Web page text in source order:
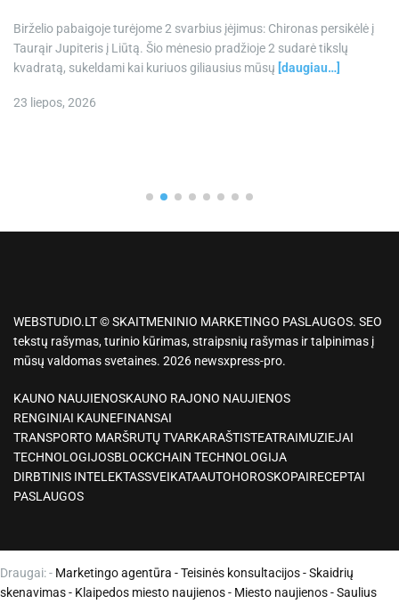
Birželio pabaigoje turėjome 2 svarbius įėjimus: Chironas persikėlė į
Taurąir Jupiteris į Liūtą. Šio mėnesio pradžioje 2 sudarė tikslų
kvadratą, sukeldami kai kuriuos giliausius mūsų [daugiau…]
23 liepos, 2026
WEBSTUDIO.LT © SKAITMENINIO MARKETINGO PASLAUGOS. SEO
tekstų rašymas, turinio kūrimas, straipsnių rašymas ir talpinimas į
mūsų valdomas svetaines. 2026 newsxpress-pro.
KAUNO NAUJIENOSKAUNO RAJONO NAUJIENOS
RENGINIAI KAUNEFINANSAI
TRANSPORTO MARŠRUTŲ TVARKARAŠTISTEATRAIMUZIEJAI
TECHNOLOGIJOSBLOCKCHAIN TECHNOLOGIJA
DIRBTINIS INTELEKTASSVEIKATAAUTOHOROSKOPAIRECEPTAI
PASLAUGOS
Draugai: - Marketingo agentūra -Teisinės konsultacijos-Skaidrių
skenavimas- Klaipedos miesto naujienos- Miesto naujienos-Saulius